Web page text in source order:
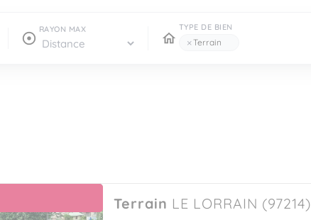
RAYON MAX TYPE DE BIEN
× Terrain
Terrain LE LORRAIN (97214)